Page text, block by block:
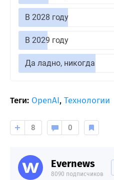
В 2028 году
В 2029 году
Да ладно, никогда
Теги: OpenAI, Технологии
8 0
Evernews
8090 подписчиков